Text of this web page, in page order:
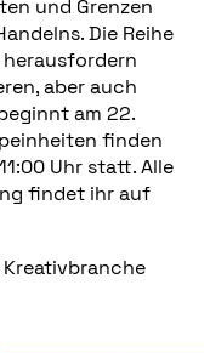
und Grenzen
Die Reihe
aber auch
am 22.
finden
Uhr statt. Alle
findet ihr auf